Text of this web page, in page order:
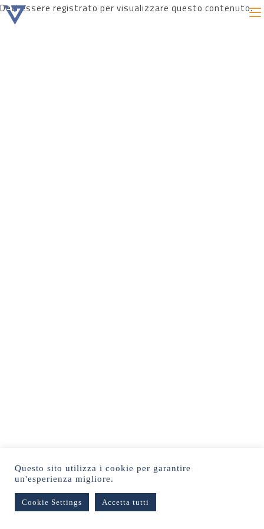
Devi essere registrato per visualizzare questo contenuto.
Questo sito utilizza i cookie per garantire
un'esperienza migliore.
Cookie Settings Accetta tutti